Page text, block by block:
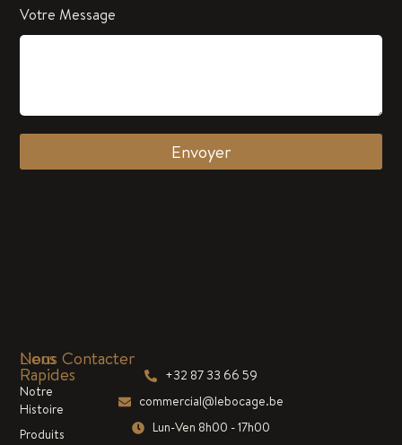
Votre Message
Envoyer
Liens
Rapides
Notre
Histoire
Produits
Nous Contacter
+32 87 33 66 59
commercial@lebocage.be
Lun-Ven 8h00 - 17h00